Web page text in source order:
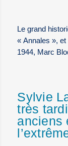
Le grand
« Annales »,
1944, Marc
Sylvie
très
anciens